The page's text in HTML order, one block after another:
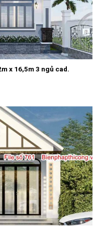
x 16,5m 3 ngủ cad.